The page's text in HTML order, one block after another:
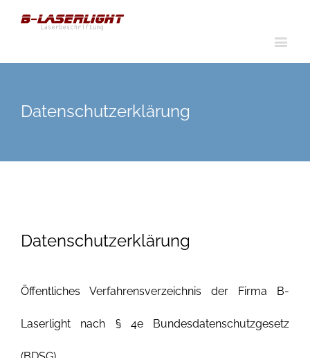
Datenschutzerklärung
Datenschutzerklärung
Öffentliches Verfahrensverzeichnis der Firma B-
Laserlight nach § 4e Bundesdatenschutzgesetz